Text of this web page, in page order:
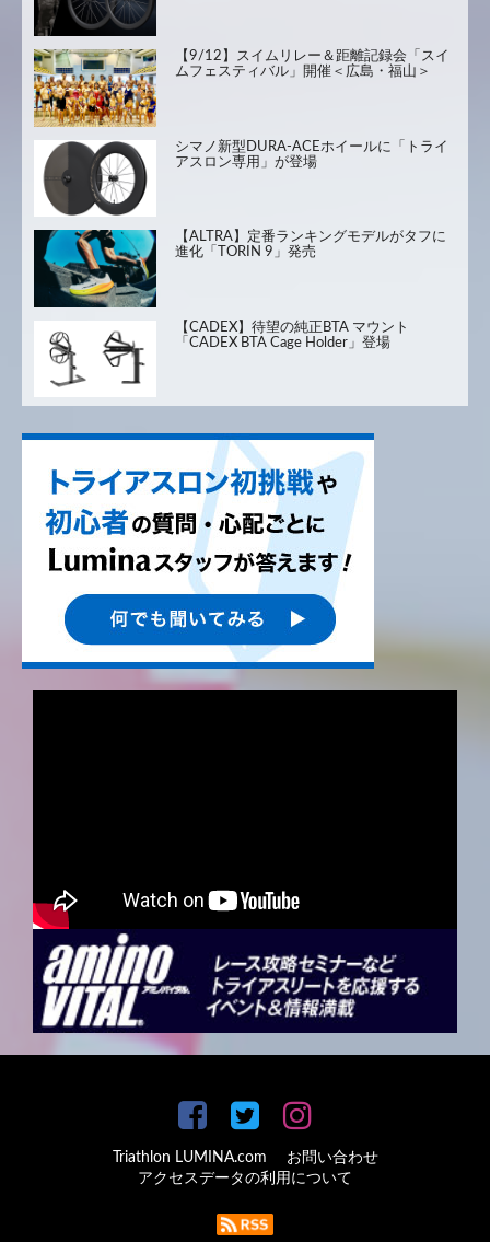
【9/12】スイムリレー＆距離記録会「スイ
ムフェスティバル」開催＜広島・福山＞
シマノ新型DURA-ACEホイールに「トライ
アスロン専用」が登場
【ALTRA】定番ランキングモデルがタフに
進化「TORIN 9」発売
【CADEX】待望の純正BTA マウント
「CADEX BTA Cage Holder」登場
Triathlon LUMINA.com
お問い合わせ
アクセスデータの利用について